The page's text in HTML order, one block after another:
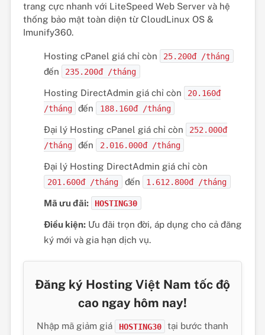
trang cực nhanh với LiteSpeed Web Server và hệ
thống bảo mật toàn diện từ CloudLinux OS &
Imunify360.
Hosting cPanel giá chỉ còn 25.200đ /tháng
đến 235.200đ /tháng
Hosting DirectAdmin giá chỉ còn
20.160đ
/tháng
đến 188.160đ /tháng
Đại lý Hosting cPanel giá chỉ còn
252.000đ
/tháng
đến 2.016.000đ /tháng
Đại lý Hosting DirectAdmin giá chỉ còn
201.600đ /tháng đến 1.612.800đ /tháng
Mã ưu đãi: HOSTING30
Điều kiện:Ưu đãi trọn đời, áp dụng cho cả đăng
ký mới và gia hạn dịch vụ.
Đăng ký Hosting Việt Nam tốc độ
cao ngay hôm nay!
Nhập mã giảm giá HOSTING30
tại bước thanh